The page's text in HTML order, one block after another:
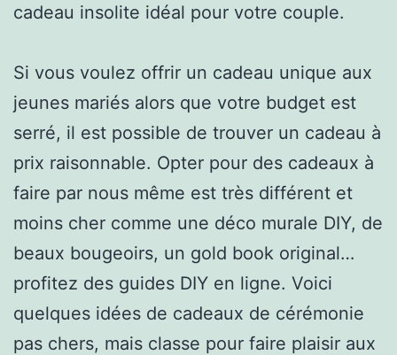
cadeau insolite idéal pour votre couple.
Si vous voulez offrir un cadeau unique aux
jeunes mariés alors que votre budget est
serré, il est possible de trouver un cadeau à
prix raisonnable. Opter pour des cadeaux à
faire par nous même est très différent et
moins cher comme une déco murale DIY, de
beaux bougeoirs, un gold book original…
profitez des guides DIY en ligne. Voici
quelques idées de cadeaux de cérémonie
pas chers, mais classe pour faire plaisir aux